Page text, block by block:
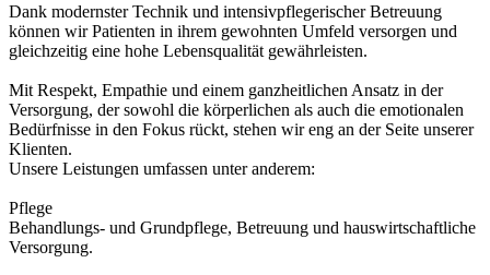
Dank modernster Technik und intensivpflegerischer Betreuung
können wir Patienten in ihrem gewohnten Umfeld versorgen und
gleichzeitig eine hohe Lebensqualität gewährleisten.
Mit Respekt, Empathie und einem ganzheitlichen Ansatz in der
Versorgung, der sowohl die körperlichen als auch die emotionalen
Bedürfnisse in den Fokus rückt, stehen wir eng an der Seite unserer
Klienten.
Unsere Leistungen umfassen unter anderem:
Pflege
Behandlungs- und Grundpflege, Betreuung und hauswirtschaftliche
Versorgung.